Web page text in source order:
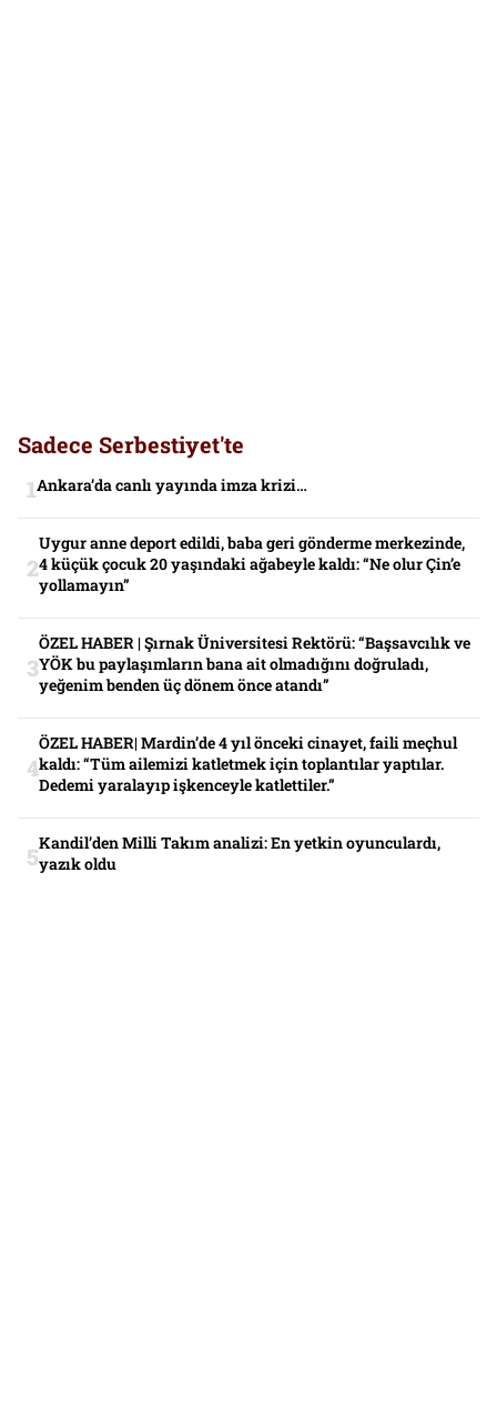
Sadece Serbestiyet'te
Ankara’da canlı yayında imza krizi…
Uygur anne deport edildi, baba geri gönderme merkezinde,
4 küçük çocuk 20 yaşındaki ağabeyle kaldı: “Ne olur Çin’e
yollamayın”
ÖZEL HABER | Şırnak Üniversitesi Rektörü: “Başsavcılık ve
YÖK bu paylaşımların bana ait olmadığını doğruladı,
yeğenim benden üç dönem önce atandı”
ÖZEL HABER| Mardin’de 4 yıl önceki cinayet, faili meçhul
kaldı: “Tüm ailemizi katletmek için toplantılar yaptılar.
Dedemi yaralayıp işkenceyle katlettiler.”
Kandil’den Milli Takım analizi: En yetkin oyunculardı,
yazık oldu